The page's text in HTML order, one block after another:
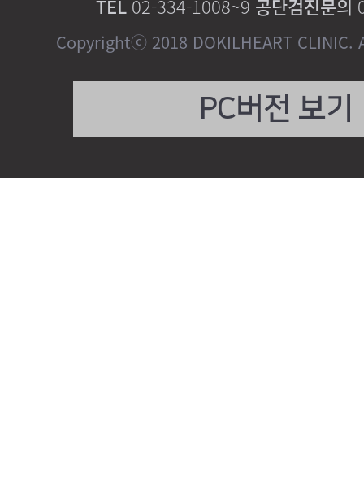
TEL 02-334-1008~9 공단검진문의
Copyrightⓒ 2018 DOKILHEART
PC버전 보기